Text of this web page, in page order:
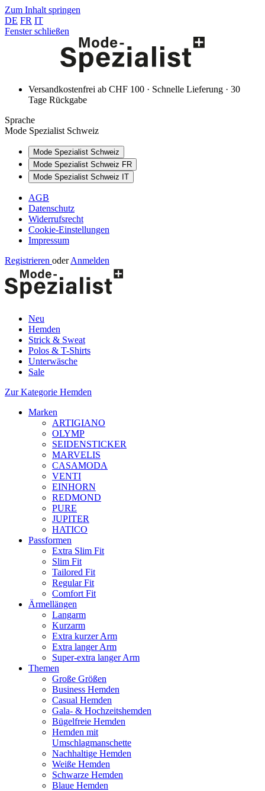
Zum Inhalt springen
DE FR IT
Fenster schließen
Versandkostenfrei ab CHF 100 · Schnelle Lieferung · 30
Tage Rückgabe
Sprache
Mode Spezialist Schweiz
Mode Spezialist Schweiz
Mode Spezialist Schweiz FR
Mode Spezialist Schweiz IT
AGB
Datenschutz
Widerrufsrecht
Cookie-Einstellungen
Impressum
Registrieren oder Anmelden
Neu
Hemden
Strick & Sweat
Polos & T-Shirts
Unterwäsche
Sale
Zur Kategorie Hemden
Marken
ARTIGIANO
OLYMP
SEIDENSTICKER
MARVELIS
CASAMODA
VENTI
EINHORN
REDMOND
PURE
JUPITER
HATICO
Passformen
Extra Slim Fit
Slim Fit
Tailored Fit
Regular Fit
Comfort Fit
Ärmellängen
Langarm
Kurzarm
Extra kurzer Arm
Extra langer Arm
Super-extra langer Arm
Themen
Große Größen
Business Hemden
Casual Hemden
Gala- & Hochzeitshemden
Bügelfreie Hemden
Hemden mit
Umschlagmanschette
Nachhaltige Hemden
Weiße Hemden
Schwarze Hemden
Blaue Hemden